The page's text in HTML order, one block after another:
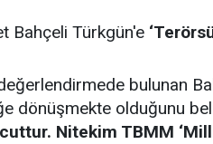
Bahçeli Türkgün'e
bulunan
dönüşmekte olduğunu
Nitekim TBMM